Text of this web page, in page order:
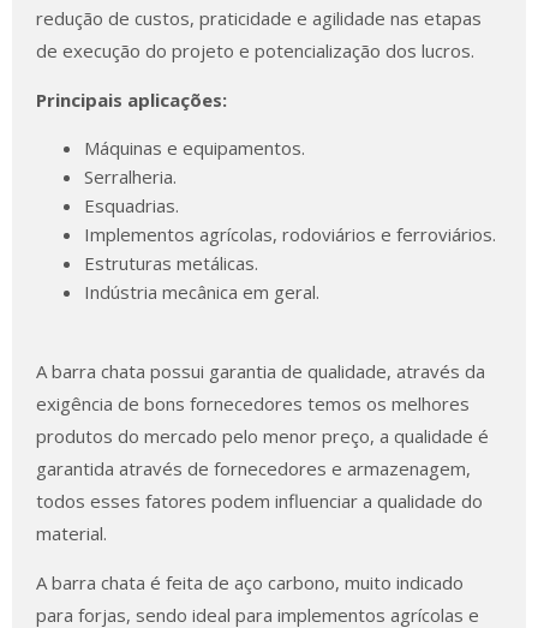
redução de custos, praticidade e agilidade nas etapas
de execução do projeto e potencialização dos lucros.
Principais aplicações:
Máquinas e equipamentos.
Serralheria.
Esquadrias.
Implementos agrícolas, rodoviários e ferroviários.
Estruturas metálicas.
Indústria mecânica em geral.
A barra chata possui garantia de qualidade, através da
exigência de bons fornecedores temos os melhores
produtos do mercado pelo menor preço, a qualidade é
garantida através de fornecedores e armazenagem,
todos esses fatores podem influenciar a qualidade do
material.
A barra chata é feita de aço carbono, muito indicado
para forjas, sendo ideal para implementos agrícolas e